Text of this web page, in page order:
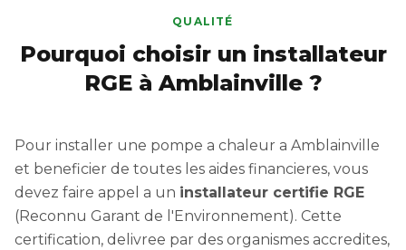
QUALITÉ
Pourquoi choisir un installateur
RGE à Amblainville ?
Pour installer une pompe a chaleur a Amblainville
et beneficier de toutes les aides financieres, vous
devez faire appel a un installateur certifie RGE
(Reconnu Garant de l'Environnement). Cette
certification, delivree par des organismes accredites,